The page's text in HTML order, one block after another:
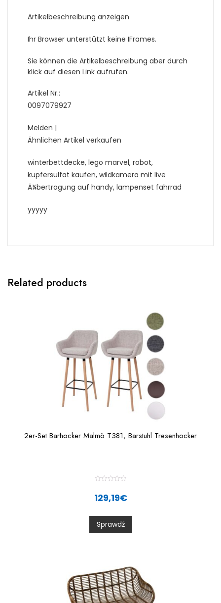
Artikelbeschreibung anzeigen
Ihr Browser unterstützt keine IFrames.
Sie können die Artikelbeschreibung aber durch
klick auf diesen Link aufrufen.
Artikel Nr.:
0097079927
Melden |
Ähnlichen Artikel verkaufen
winterbettdecke, lego marvel, robot,
kupfersulfat kaufen, wildkamera mit live
Ã¼bertragung auf handy, lampenset fahrrad
yyyyy
Related products
2er-Set Barhocker Malmö T381, Barstuhl Tresenhocker
0
o
u
t
129,19€
Sprawdź